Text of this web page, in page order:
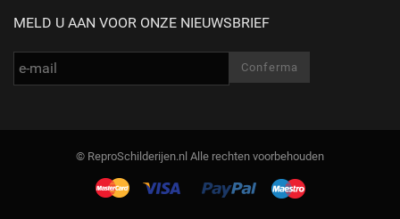
MELD U AAN VOOR ONZE NIEUWSBRIEF
© ReproSchilderijen.nl Alle rechten voorbehouden